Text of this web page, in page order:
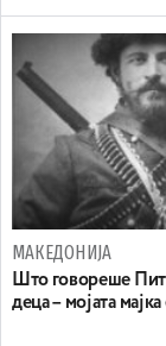
МАКЕДОНИЈА
Што говореше
деца – мојата